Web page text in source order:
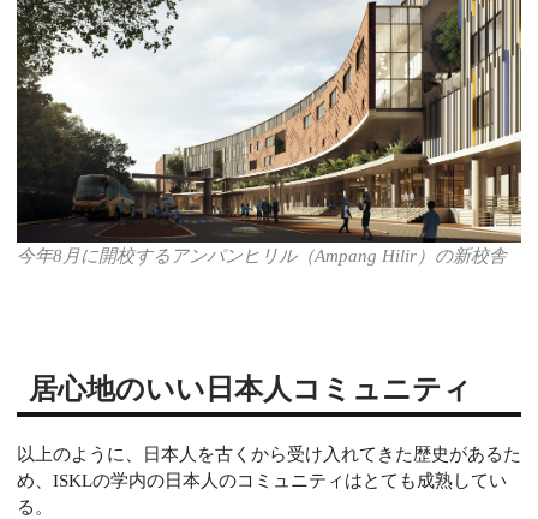
今年8月に開校する アンパンヒリル（Ampang Hilir）の新校舎
居心地のいい日本人コミュニティ
以上のように、日本人を古くから受け入れてきた歴史があるた
め、ISKLの学内の日本人のコミュニティはとても成熟してい
る。